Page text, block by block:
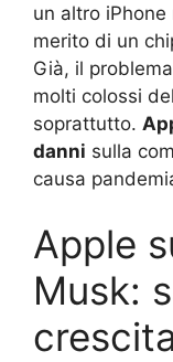
un altro
merito di un
Già, il
molti colossi
soprattutto.
danni sulla
causa
Apple
Musk: